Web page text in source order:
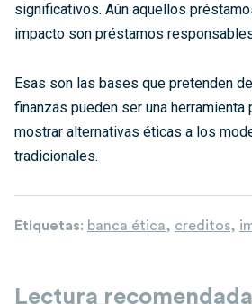
significativos. Aún aquellos
impacto son préstamos
Esas son las bases que pretenden
finanzas pueden ser una herramienta
mostrar alternativas éticas a los
tradicionales.
Etiquetas: banca ética, creditos,
Lectura recomendada